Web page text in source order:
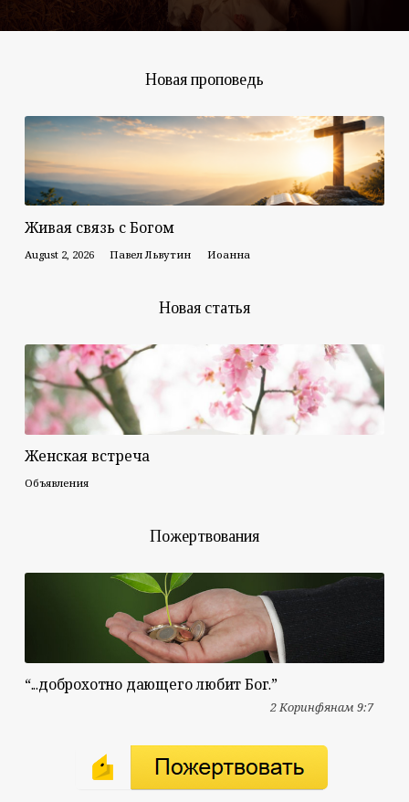
Новая проповедь
Живая связь с Богом
August 2, 2026 Павел Львутин Иоанна
Новая статья
Женская встреча
Объявления
Пожертвования
“...доброхотно дающего любит Бог.”
2 Коринфянам 9:7